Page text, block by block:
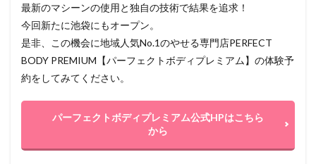
最新のマシーンの使用と独自の技術で結果を追求！
今回新たに池袋にもオープン。
是非、この機会に地域人気No.1のやせる専門店PERFECT
BODY PREMIUM【パーフェクトボディプレミアム】の体験予
約をしてみてください。
パーフェクトボディプレミアム公式HPはこちら
から